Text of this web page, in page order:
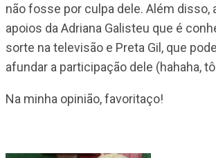
não fosse por culpa dele. Além disso,
apoios da Adriana Galisteu que é
sorte na televisão e Preta Gil, que
afundar a participação dele (hahaha,
Na minha opinião, favoritaço!